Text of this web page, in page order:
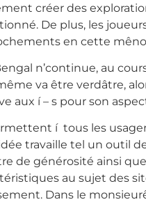
créer des
De plus, les
en cette
n’continue, au
va être verdâtre,
aux í – s pour son
í tous les
travaille tel un outil
de générosité ainsi
au sujet des
Dans le